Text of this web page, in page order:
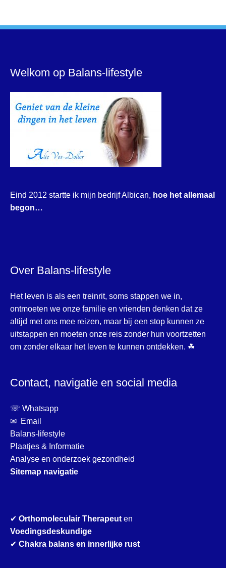
Welkom op Balans-lifestyle
Eind 2012 startte ik mijn bedrijf Albican, hoe het allemaal
begon…
Over Balans-lifestyle
Het leven is als een treinrit, soms stappen we in,
ontmoeten we onze familie en vrienden denken dat ze
altijd met ons mee reizen, maar bij een stop kunnen ze
uitstappen en moeten onze reis zonder hun voortzetten
om zonder elkaar het leven te kunnen ontdekken. ☘
Contact, navigatie en social media
☏ Whatsapp
✉ Email
Balans-lifestyle
Plaatjes & Informatie
Analyse en onderzoek gezondheid
Sitemap navigatie
✔ Orthomoleculair Therapeuten
Voedingsdeskundige
✔ Chakra balans en innerlijke rust